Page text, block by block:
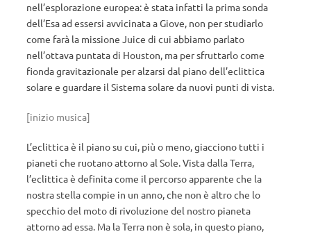
nell’esplorazione europea: è stata infatti la prima sonda
dell’Esa ad essersi avvicinata a Giove, non per studiarlo
come farà la missione Juice di cui abbiamo parlato
nell’ottava puntata di Houston, ma per sfruttarlo come
fionda gravitazionale per alzarsi dal piano dell’eclittica
solare e guardare il Sistema solare da nuovi punti di vista.
[inizio musica]
L’eclittica è il piano su cui, più o meno, giacciono tutti i
pianeti che ruotano attorno al Sole. Vista dalla Terra,
l’eclittica è definita come il percorso apparente che la
nostra stella compie in un anno, che non è altro che lo
specchio del moto di rivoluzione del nostro pianeta
attorno ad essa. Ma la Terra non è sola, in questo piano,